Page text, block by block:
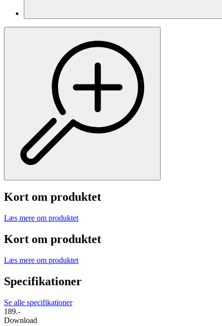
Kort om produktet
Læs mere om produktet
Kort om produktet
Læs mere om produktet
Specifikationer
Se alle specifikationer
189.-
Download